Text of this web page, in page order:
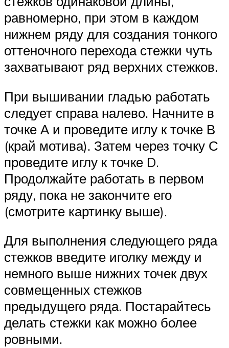
равномерно, при этом в каждом
нижнем ряду для создания тонкого
оттеночного перехода стежки чуть
захватывают ряд верхних стежков.
При вышивании гладью работать
следует справа налево. Начните в
точке А и проведите иглу к точке В
(край мотива). Затем через точку С
проведите иглу к точке D.
Продолжайте работать в первом
ряду, пока не закончите его
(смотрите картинку выше).
Для выполнения следующего ряда
стежков введите иголку между и
немного выше нижних точек двух
совмещенных стежков
предыдущего ряда. Постарайтесь
делать стежки как можно более
ровными.